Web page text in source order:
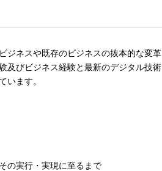
ジネスや既存のビジネスの抜本的な変革
及びビジネス経験と最新のデジタル技術
います。
の実行・実現に至るまで